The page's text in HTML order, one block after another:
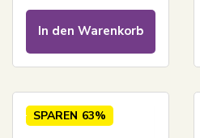
In den Warenkorb
SPAREN 63%